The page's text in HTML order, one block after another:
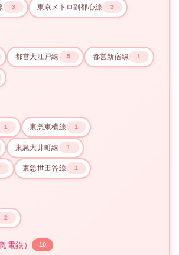
3 東京メトロ副都心線 3
都営大江戸線 5 都営新宿線 1
1 東急東横線 1
東急大井町線 1
東急世田谷線 1
2
電鉄） 10